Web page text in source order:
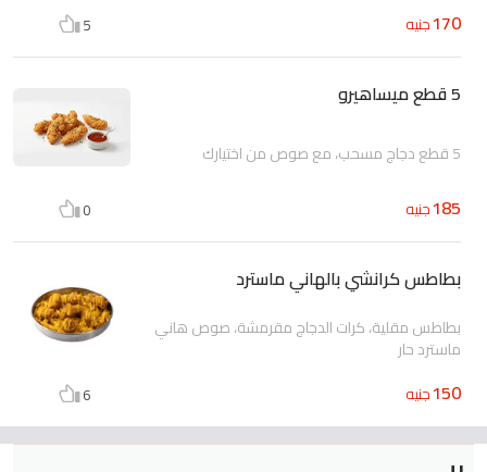
170جنيه 5
5 قطع ميساهيرو
5 قطع دجاج مسحب، مع صوص من اختيارك
185جنيه 0
بطاطس كرانشي بالهاني ماسترد
بطاطس مقلية، كرات الدجاج مقرمشة، صوص هاني
ماسترد حار
150جنيه 6